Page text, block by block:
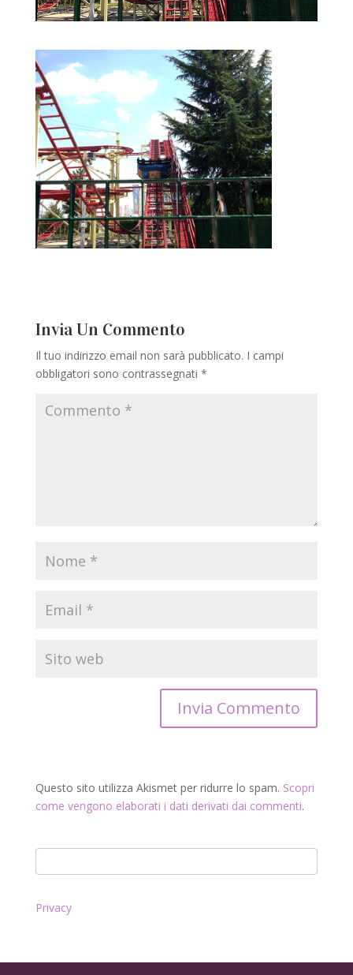
Invia Un Commento
Il tuo indirizzo email non sarà pubblicato. I campi
obbligatori sono contrassegnati *
Questo sito utilizza Akismet per ridurre lo spam. Scopri
come vengono elaborati i dati derivati dai commenti.
Privacy